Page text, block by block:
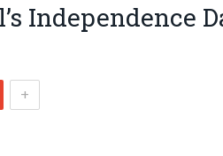
Independence
+